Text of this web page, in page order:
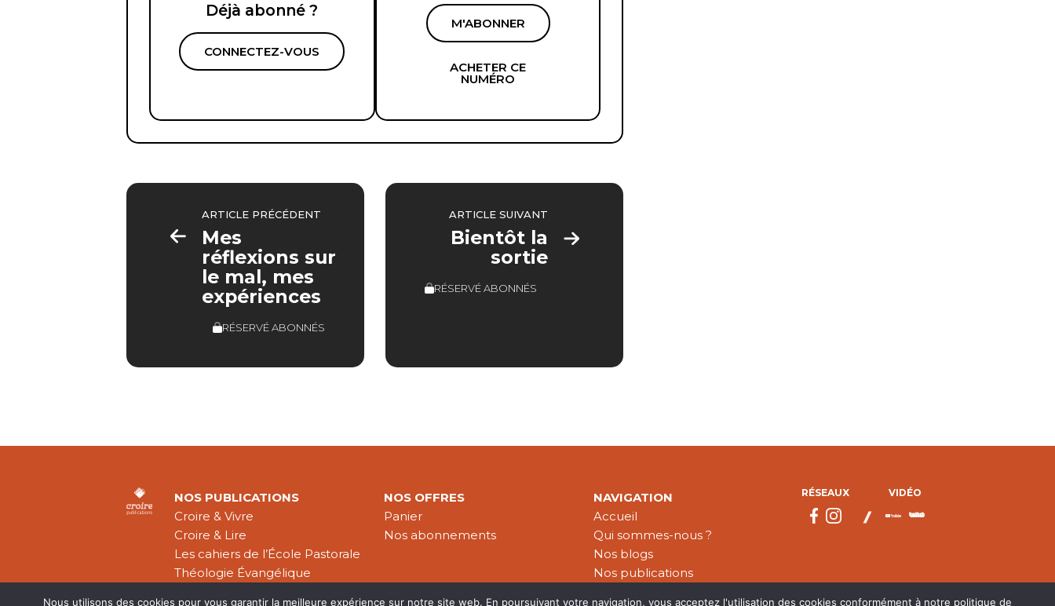
Déjà abonné ?
CONNECTEZ-VOUS
M'ABONNER
ACHETER CE
NUMÉRO
ARTICLE PRÉCÉDENT
Mes
réflexions sur
le mal, mes
expériences
RÉSERVÉ ABONNÉS
ARTICLE SUIVANT
Bientôt la
sortie
RÉSERVÉ ABONNÉS
NOS PUBLICATIONS
Croire & Vivre
Croire & Lire
Les cahiers de l’École Pastorale
Théologie Évangélique
NOS OFFRES
Panier
Nos abonnements
NAVIGATION
Accueil
Qui sommes-nous ?
Nos blogs
Nos publications
RÉSEAUX VIDÉO
Nous utilisons des cookies pour vous garantir la meilleure expérience sur notre site web. En poursuivant votre navigation, vous acceptez l'utilisation des cookies conformément à notre politique de